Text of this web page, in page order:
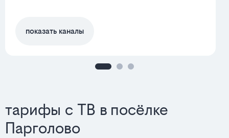
показать каналы
тарифы с ТВ в посёлке
Парголово